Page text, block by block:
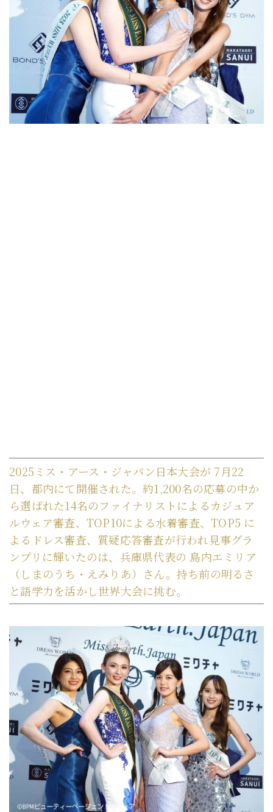
2025ミス・アース・ジャパン日本大会が 7月22
日、都内にて開催された。約1,200名の応募の中か
ら選ばれた14名のファイナリストによるカジュア
ルウェア審査、TOP10による水着審査、TOP5 に
よるドレス審査、質疑応答審査が行われ見事グラ
ンプリに輝いたのは、兵庫県代表の 島内エミリア
（しまのうち・えみりあ）さん。持ち前の明るさ
と語学力を活かし世界大会に挑む。